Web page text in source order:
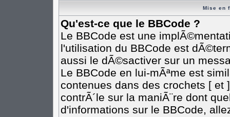
Mise en
Qu'est-ce que le BBCode ?
Le BBCode est une
l'utilisation du BBCode est
aussi le dÃ©sactiver sur un
Le BBCode en lui-mÃªme est
contenues dans des crochets [
contrÃ´le sur la maniÃ¨re dont
d'informations sur le BBCode,